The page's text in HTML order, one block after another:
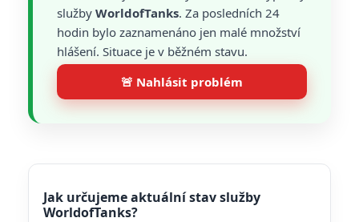
služby WorldofTanks. Za posledních 24
hodin bylo zaznamenáno jen malé množství
hlášení. Situace je v běžném stavu.
🚨 Nahlásit problém
Jak určujeme aktuální stav služby
WorldofTanks?